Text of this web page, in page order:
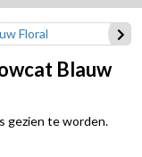
Blauw
gezien te worden.